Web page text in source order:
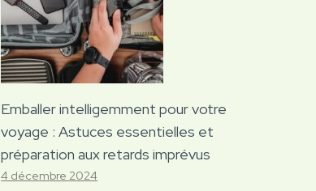
Emballer intelligemment pour votre
voyage : Astuces essentielles et
préparation aux retards imprévus
4 décembre 2024